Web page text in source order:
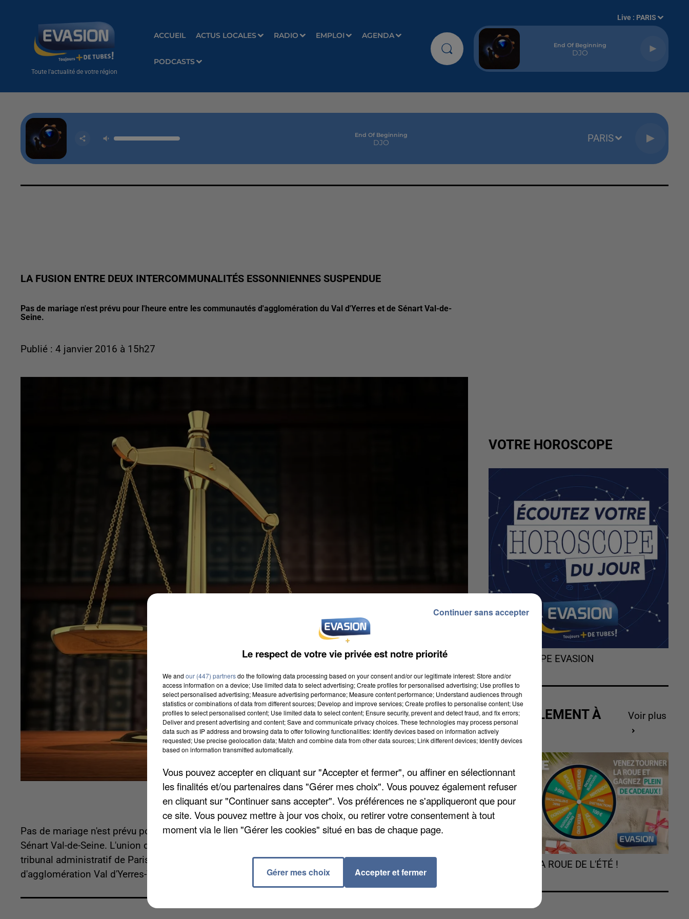
Toute l'actualité de votre région
ACCUEIL ACTUS LOCALES RADIO EMPLOI AGENDA
PODCASTS
Live : PARIS
End Of Beginning
DJO
End Of Beginning
DJO PARIS
LA FUSION ENTRE DEUX INTERCOMMUNALITÉS ESSONNIENNES SUSPENDUE
Pas de mariage n'est prévu pour l'heure entre les communautés d'agglomération du Val d'Yerres et de Sénart Val-de-
Seine.
Publié : 4 janvier 2016 à 15h27
Pas de mariage n'est prévu pour l'heure entre les communautés d'agglomération du Val d'Yerres et de
Sénart Val-de-Seine. L'union devait être consommée au 1er janvier, sauf que la semaine dernière le
tribunal administratif de Paris a suspendu l'arrêté pris par le préfet de région. La communauté
d'agglomération Val d'Yerres-Val de Seine n'a donc pas été officialisée en ce début d'année.
VOTRE HOROSCOPE
L'HOROSCOPE EVASION
ACTUELLEMENT À
GAGNER
Voir plus
TOURNEZ LA ROUE DE L'ÉTÉ !
Le respect de votre vie privée est notre priorité
We and our (447) partnersdo the following data processing based on your consent and/or our legitimate interest: Store and/or
access information on a device; Use limited data to select advertising; Create profiles for personalised advertising; Use profiles to
select personalised advertising; Measure advertising performance; Measure content performance; Understand audiences through
statistics or combinations of data from different sources; Develop and improve services; Create profiles to personalise content; Use
profiles to select personalised content; Use limited data to select content; Ensure security, prevent and detect fraud, and fix errors;
Deliver and present advertising and content; Save and communicate privacy choices. These technologies may process personal
data such as IP address and browsing data to offer following functionalities: Identify devices based on information actively
requested; Use precise geolocation data; Match and combine data from other data sources; Link different devices; Identify devices
based on information transmitted automatically.
Vous pouvez accepter en cliquant sur "Accepter et fermer", ou affiner en sélectionnant
les finalités et/ou partenaires dans "Gérer mes choix". Vous pouvez également refuser
en cliquant sur "Continuer sans accepter". Vos préférences ne s'appliqueront que pour
ce site. Vous pouvez mettre à jour vos choix, ou retirer votre consentement à tout
moment via le lien "Gérer les cookies" situé en bas de chaque page.
Gérer mes choix Accepter et fermer
Continuer sans accepter